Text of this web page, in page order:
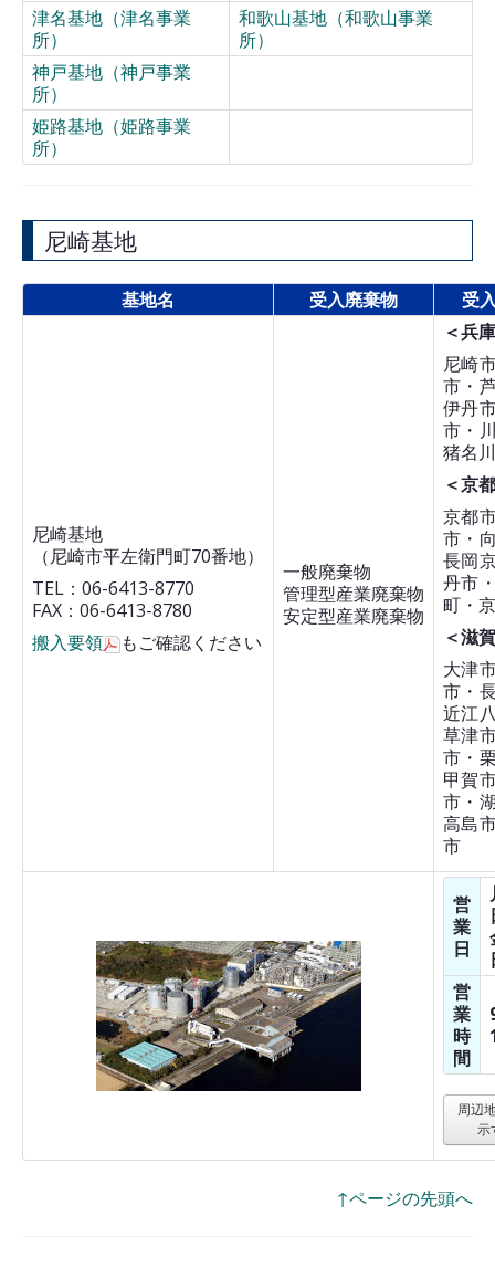
津名基地（津名事業
所）
和歌山基地（和歌山事業
所）
神戸基地（神戸事業
所）
姫路基地（姫路事業
所）
尼崎基地
基地名 受入廃棄物 受
尼崎基地
（尼崎市平左衛門町70番地）
TEL：06-6413-8770
FAX：06-6413-8780
搬入要領
もご確認ください
一般廃棄物
管理型産業廃棄物
安定型産業廃棄物
＜兵
尼崎
市・
伊丹
市・
猪名
＜京
京都
市・
長岡
丹市
町・
＜滋
大津
市・
近江
草津
市・
甲賀
市・
高島
市
営
業
日
営
業
時
間
周辺
示
↑ページの先頭へ